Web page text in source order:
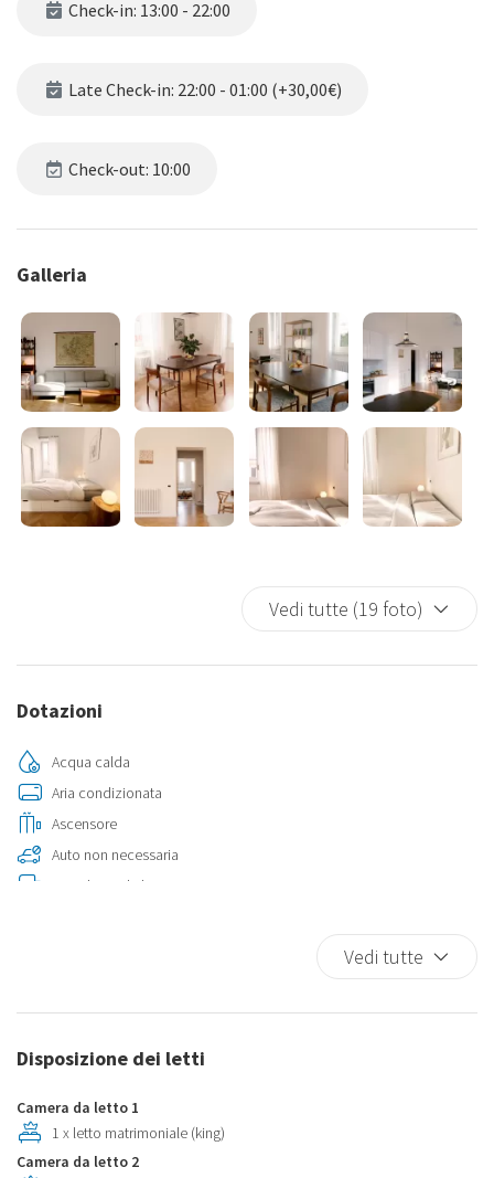
Check-in: 13:00 - 22:00
Late Check-in: 22:00 - 01:00 (+30,00€)
Check-out: 10:00
Galleria
Vedi tutte (19 foto)
Dotazioni
Acqua calda
Aria condizionata
Ascensore
Auto non necessaria
Biancheria da letto
Ferro da Stiro
Forno
Frigorifero
Vedi tutte
Disposizione dei letti
Camera da letto 1
1 x letto matrimoniale (king)
Camera da letto 2